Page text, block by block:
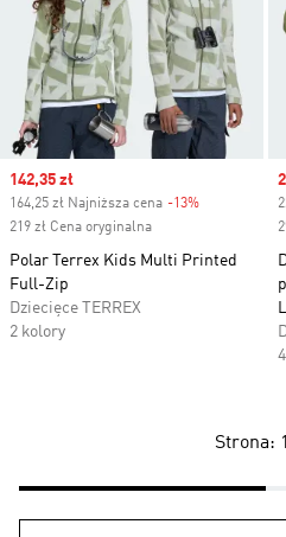
Sale price
142,35 zł
164,25 zł Najniższa cena -13%
219 zł Cena oryginalna
Polar Terrex Kids Multi Printed
Full-Zip
Dziecięce TERREX
2 kolory
Strona: